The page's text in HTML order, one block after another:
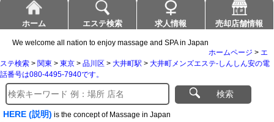
ホーム エステ検索 求人情報 売却店舗情報
We welcome all nation to enjoy massage and SPA in Japan
ホームページ > エ
ステ検索 > 関東 > 東京 > 品川区 > 大井町駅 > 大井町メンズエステ-しんしん安の電
話番号は080-4495-7940です。
検索
HERE (説明) is the concept of Massage in Japan